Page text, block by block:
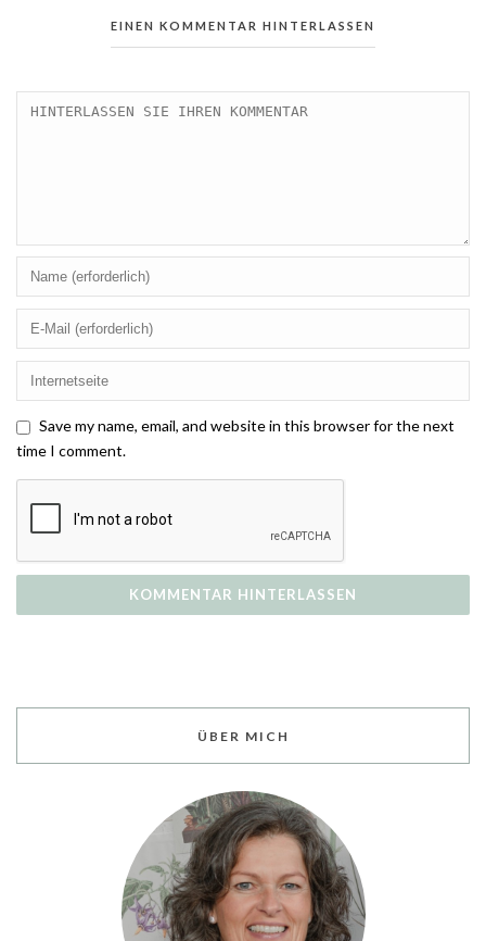
EINEN KOMMENTAR HINTERLASSEN
Save my name, email, and website in this browser for the next
time I comment.
ÜBER MICH